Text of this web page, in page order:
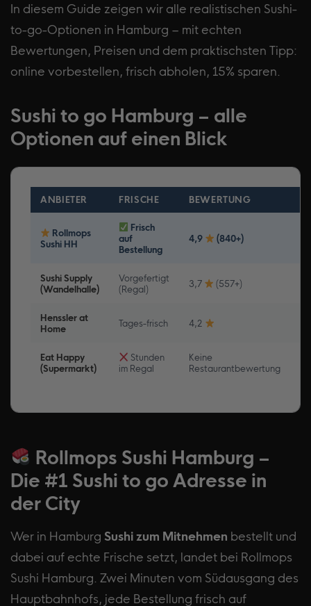
In diesem Guide zeigen wir alle realistischen Sushi-
to-go-Optionen in Hamburg – mit echten
Bewertungen, Preisen und dem praktischsten Tipp:
online vorbestellen, frisch abholen, 15% sparen.
Sushi to go Hamburg – alle
Optionen auf einen Blick
ANBIETER FRISCHE BEWERTUNG
Rollmops
Sushi HH
Frisch
auf
Bestellung
4,9 (840+)
Sushi Supply
(Wandelhalle)
Vorgefertigt
(Regal)
3,7 (557+)
Henssler at
Home
Tages-frisch 4,2
Eat Happy
(Supermarkt)
Stunden
im Regal
Keine
Restaurantbewertung
Rollmops Sushi Hamburg –
Die #1 Sushi to go Adresse in
der City
Wer in Hamburg Sushi zum Mitnehmen bestellt und
dabei auf echte Frische setzt, landet bei Rollmops
Sushi Hamburg. Zwei Minuten vom Südausgang des
Hauptbahnhofs, jede Bestellung frisch auf